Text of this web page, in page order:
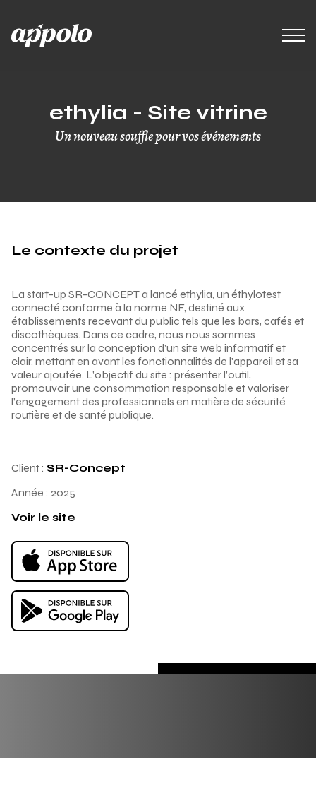
ethylia - Site vitrine
Un nouveau souffle pour vos événements
Le contexte du projet
La start-up SR-CONCEPT a lancé ethylia, un éthylotest
connecté conforme à la norme NF, destiné aux
établissements recevant du public tels que les bars, cafés et
discothèques. Dans ce cadre, nous nous sommes
concentrés sur la conception d’un site web informatif et
clair, mettant en avant les fonctionnalités de l'appareil et sa
valeur ajoutée. L’objectif du site : présenter l’outil,
promouvoir une consommation responsable et valoriser
l’engagement des professionnels en matière de sécurité
routière et de santé publique.
Client : SR-Concept
Année : 2025
Voir le site